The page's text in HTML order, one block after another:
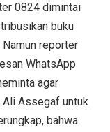
0824 dimintai
buku
reporter
WhatsApp
agar
Ali Assegaf untuk
bahwa